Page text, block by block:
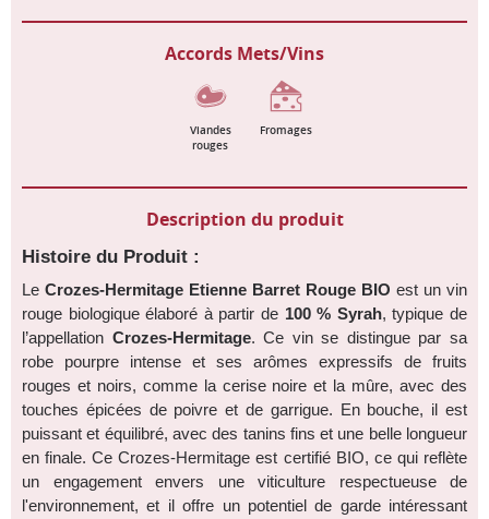
Accords Mets/Vins
Viandes
rouges
Fromages
Description du produit
Histoire du Produit :
Le Crozes-Hermitage Etienne Barret Rouge BIO est un vin
rouge biologique élaboré à partir de 100 % Syrah, typique de
l’appellation Crozes-Hermitage. Ce vin se distingue par sa
robe pourpre intense et ses arômes expressifs de fruits
rouges et noirs, comme la cerise noire et la mûre, avec des
touches épicées de poivre et de garrigue. En bouche, il est
puissant et équilibré, avec des tanins fins et une belle longueur
en finale. Ce Crozes-Hermitage est certifié BIO, ce qui reflète
un engagement envers une viticulture respectueuse de
l'environnement, et il offre un potentiel de garde intéressant